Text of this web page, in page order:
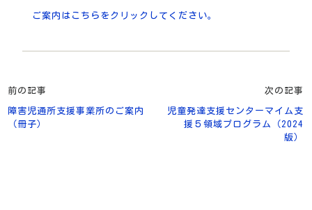
ご案内はこちらをクリックしてください。
前の記事
障害児通所支援事業所のご案内
（冊子）
次の記事
児童発達支援センターマイム支
援５領域プログラム（2024
版）